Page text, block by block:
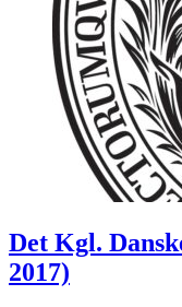
Det Kgl.
2017)